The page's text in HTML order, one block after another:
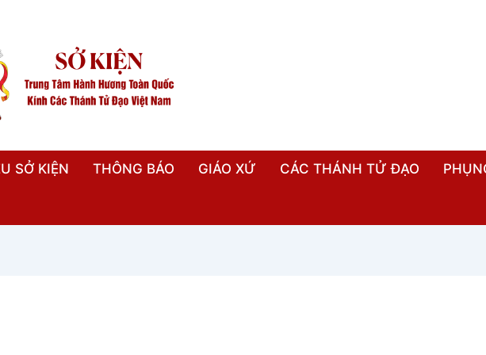
SỞ KIỆN THÔNG BÁO GIÁO XỨ CÁC THÁNH TỬ ĐẠO